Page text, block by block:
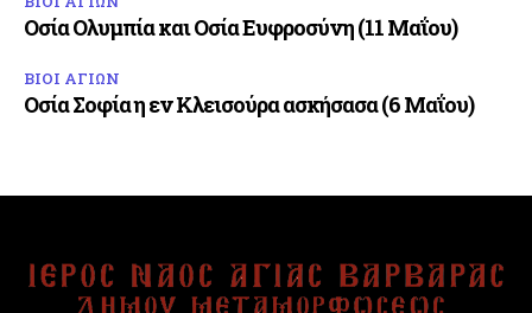
Οσία Ολυμπία και Οσία Ευφροσύνη (11 Μαΐου)
ΒΙΟΙ ΑΓΙΩΝ
Οσία Σοφία η εν Κλεισούρα ασκήσασα (6 Μαΐου)